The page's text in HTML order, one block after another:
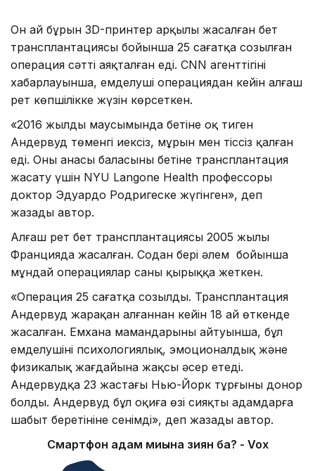
Он ай бұрын 3D-принтер арқылы жасалған бет
трансплантациясы бойынша 25 сағатқа созылған
операция сәтті аяқталған еді. CNN агенттігінің
хабарлауынша, емделуші операциядан кейін алғаш
рет көпшілікке жүзін көрсеткен.
«2016 жылдың маусымында бетіне оқ тиген
Андервуд төменгі иексіз, мұрын мен тіссіз қалған
еді. Оның анасы баласының бетіне трансплантация
жасату үшін NYU Langone Health профессоры
доктор Эдуардо Родригеске жүгінген», деп
жазады автор.
Алғаш рет бет трансплантациясы 2005 жылы
Францияда жасалған. Содан бері әлем бойынша
мұндай операциялар саны қырыққа жеткен.
«Операция 25 сағатқа созылды. Трансплантация
Андервуд жарақан алғаннан кейін 18 ай өткенде
жасалған. Емхана мамандарының айтуынша, бұл
емделушінің психологиялық, эмоционалдық және
физикалық жағдайына жақсы әсер етеді.
Андервудқа 23 жастағы Нью-Йорк тұрғыны донор
болды. Андервуд бұл оқиға өзі сияқты адамдарға
шабыт беретініне сенімді», деп жазады автор.
Смартфон адам миына зиян ба? - Vox